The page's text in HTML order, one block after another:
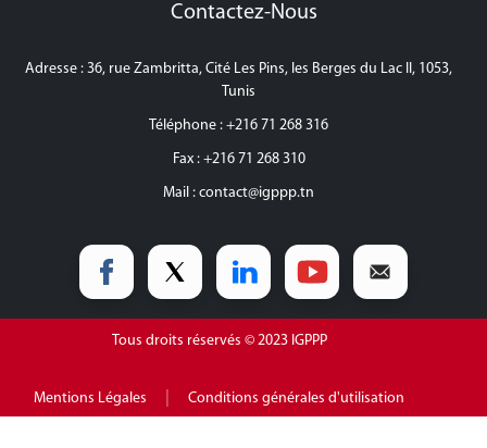
Contactez-Nous
Adresse : 36, rue Zambritta, Cité Les Pins, les Berges du Lac II, 1053,
Tunis
Téléphone : +216 71 268 316
Fax : +216 71 268 310
Mail :contact@igppp.tn
Tous droits réservés © 2023 IGPPP
Mentions Légales Conditions générales d'utilisation